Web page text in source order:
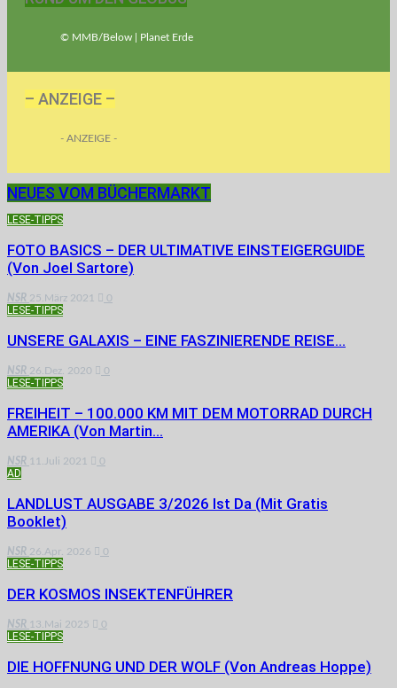
© MMB/Below | Planet Erde
– ANZEIGE –
- ANZEIGE -
NEUES VOM BÜCHERMARKT
LESE-TIPPS
FOTO BASICS – DER ULTIMATIVE EINSTEIGERGUIDE
(von Joel Sartore)
NSR 25.März 2021 0
LESE-TIPPS
UNSERE GALAXIS – EINE FASZINIERENDE REISE…
NSR 26.Dez. 2020 0
LESE-TIPPS
FREIHEIT – 100.000 KM MIT DEM MOTORRAD DURCH
AMERIKA (von Martin…
NSR 11.Juli 2021 0
AD
LANDLUST AUSGABE 3/2026 Ist Da (mit Gratis
Booklet)
NSR 26.Apr. 2026 0
LESE-TIPPS
DER KOSMOS INSEKTENFÜHRER
NSR 13.Mai 2025 0
LESE-TIPPS
DIE HOFFNUNG UND DER WOLF (von Andreas Hoppe)